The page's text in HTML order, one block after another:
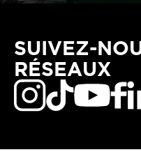
SUIVEZ-
RÉSEAUX